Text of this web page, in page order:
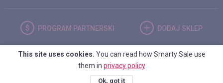
PROGRAM PARTNERSKI DODAJ SKLEP
POLSKA
This site uses cookies. You can read how Smarty Sale use
them in privacy policy
Ok, got it